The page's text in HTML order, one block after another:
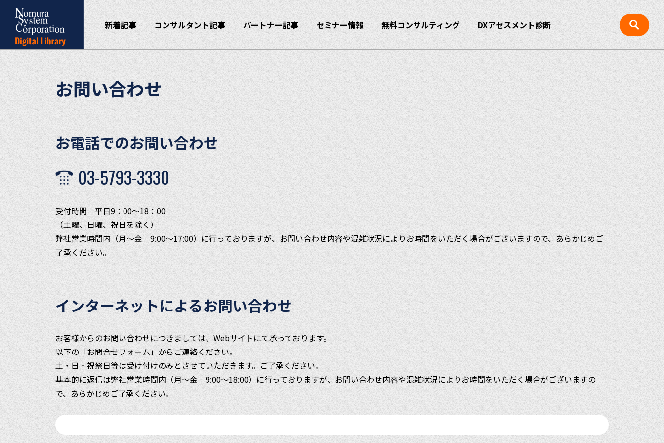
新着記事 コンサルタント記事 パートナー記事 セミナー情報 無料コンサルティング DXアセスメント診断
お問い合わせ
お電話でのお問い合わせ
03-5793-3330
受付時間 平日9：00～18：00
（土曜、日曜、祝日を除く）
弊社営業時間内（月～金 9:00～17:00）に行っておりますが、お問い合わせ内容や混雑状況によりお時間をいただく場合がございますので、あらかじめご
了承ください。
インターネットによるお問い合わせ
お客様からのお問い合わせにつきましては、Webサイトにて承っております。
以下の「お問合せフォーム」からご連絡ください。
土・日・祝祭日等は受け付けのみとさせていただきます。ご了承ください。
基本的に返信は弊社営業時間内（月～金 9:00～18:00）に行っておりますが、お問い合わせ内容や混雑状況によりお時間をいただく場合がございますの
で、あらかじめご了承ください。